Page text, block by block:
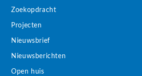
Zoekopdracht
Projecten
Nieuwsbrief
Nieuwsberichten
Open huis